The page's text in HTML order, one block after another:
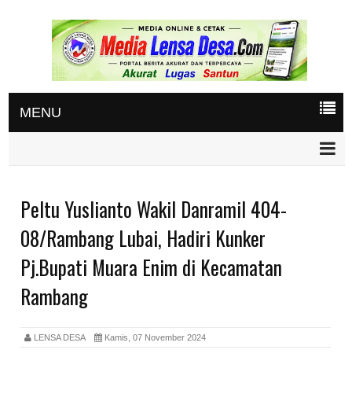
MENU
Peltu Yuslianto Wakil Danramil 404-
08/Rambang Lubai, Hadiri Kunker
Pj.Bupati Muara Enim di Kecamatan
Rambang
LENSA DESA Kamis, 07 November 2024